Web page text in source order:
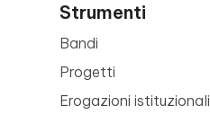
Strumenti
Bandi
Progetti
Erogazioni istituzionali